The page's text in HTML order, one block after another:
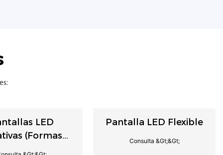
LED
(formas
Pantalla LED Flexible
Consulta &gt;&gt;